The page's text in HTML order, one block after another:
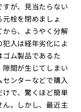
が、見当たらない
栓を閉めましょ
ら、ようやく分解
人は経年劣化によ
ム製品であるた
間が生じてしまい
ンターなどで購入
けで、驚くほど簡単
。しかし、最近主